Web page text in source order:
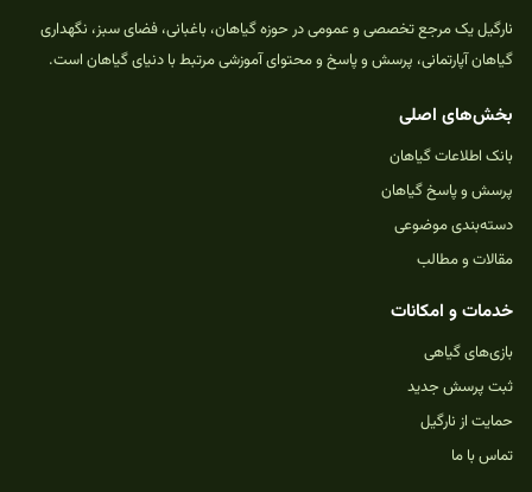
نارگیل یک مرجع تخصصی و عمومی در حوزه گیاهان، باغبانی، فضای سبز، نگهداری
گیاهان آپارتمانی، پرسش و پاسخ و محتوای آموزشی مرتبط با دنیای گیاهان است.
بخش‌های اصلی
بانک اطلاعات گیاهان
پرسش و پاسخ گیاهان
دسته‌بندی موضوعی
مقالات و مطالب
خدمات و امکانات
بازی‌های گیاهی
ثبت پرسش جدید
حمایت از نارگیل
تماس با ما